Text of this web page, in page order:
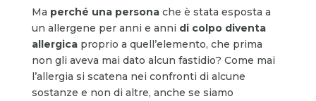
Ma perché una persona che è stata esposta a
un allergene per anni e anni di colpo diventa
allergica proprio a quell’elemento, che prima
non gli aveva mai dato alcun fastidio? Come mai
l’allergia si scatena nei confronti di alcune
sostanze e non di altre, anche se siamo